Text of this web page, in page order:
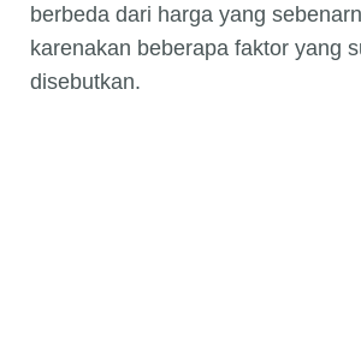
berbeda dari harga yang
karenakan beberapa faktor yang
disebutkan.